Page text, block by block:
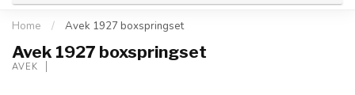
Home / Avek 1927 boxspringset
Avek 1927 boxspringset
AVEK